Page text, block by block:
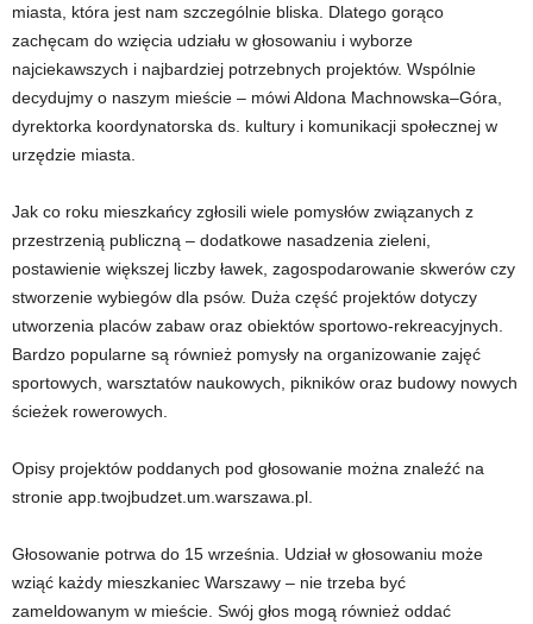
miasta, która jest nam szczególnie bliska. Dlatego gorąco
zachęcam do wzięcia udziału w głosowaniu i wyborze
najciekawszych i najbardziej potrzebnych projektów. Wspólnie
decydujmy o naszym mieście – mówi Aldona Machnowska–Góra,
dyrektorka koordynatorska ds. kultury i komunikacji społecznej w
urzędzie miasta.
Jak co roku mieszkańcy zgłosili wiele pomysłów związanych z
przestrzenią publiczną – dodatkowe nasadzenia zieleni,
postawienie większej liczby ławek, zagospodarowanie skwerów czy
stworzenie wybiegów dla psów. Duża część projektów dotyczy
utworzenia placów zabaw oraz obiektów sportowo-rekreacyjnych.
Bardzo popularne są również pomysły na organizowanie zajęć
sportowych, warsztatów naukowych, pikników oraz budowy nowych
ścieżek rowerowych.
Opisy projektów poddanych pod głosowanie można znaleźć na
stronie app.twojbudzet.um.warszawa.pl.
Głosowanie potrwa do 15 września. Udział w głosowaniu może
wziąć każdy mieszkaniec Warszawy – nie trzeba być
zameldowanym w mieście. Swój głos mogą również oddać